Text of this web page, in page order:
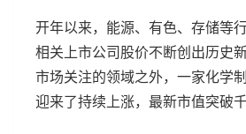
开年以来，能源、有色、存储等
相关上市公司股价不断创出历史
市场关注的领域之外，一家化学
迎来了持续上涨，最新市值突破千